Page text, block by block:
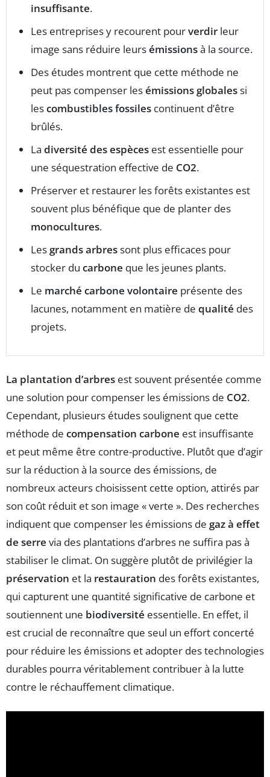
insuffisante.
Les entreprises y recourent pourverdir leur
image sans réduire leursémissionsà la source.
Des études montrent que cette méthode ne
peut pas compenser lesémissions globalessi
lescombustibles fossiles continuent d’être
brûlés.
La diversité des espèces est essentielle pour
une séquestration effective de CO2.
Préserver et restaurer les forêts existantes est
souvent plus bénéfique que de planter des
monocultures.
Les grands arbressont plus efficaces pour
stocker du carbone que les jeunes plants.
Le marché carbone volontaire présente des
lacunes, notamment en matière de qualité des
projets.
La plantation d’arbres est souvent présentée comme
une solution pour compenser les émissions de CO2.
Cependant, plusieurs études soulignent que cette
méthode de compensation carbone est insuffisante
et peut même être contre-productive. Plutôt que d’agir
sur la réduction à la source des émissions, de
nombreux acteurs choisissent cette option, attirés par
son coût réduit et son image « verte ». Des recherches
indiquent que compenser les émissions de gaz à effet
de serre via des plantations d’arbres ne suffira pas à
stabiliser le climat. On suggère plutôt de privilégier la
préservation et la restauration des forêts existantes,
qui capturent une quantité significative de carbone et
soutiennent une biodiversité essentielle. En effet, il
est crucial de reconnaître que seul un effort concerté
pour réduire les émissions et adopter des technologies
durables pourra véritablement contribuer à la lutte
contre le réchauffement climatique.